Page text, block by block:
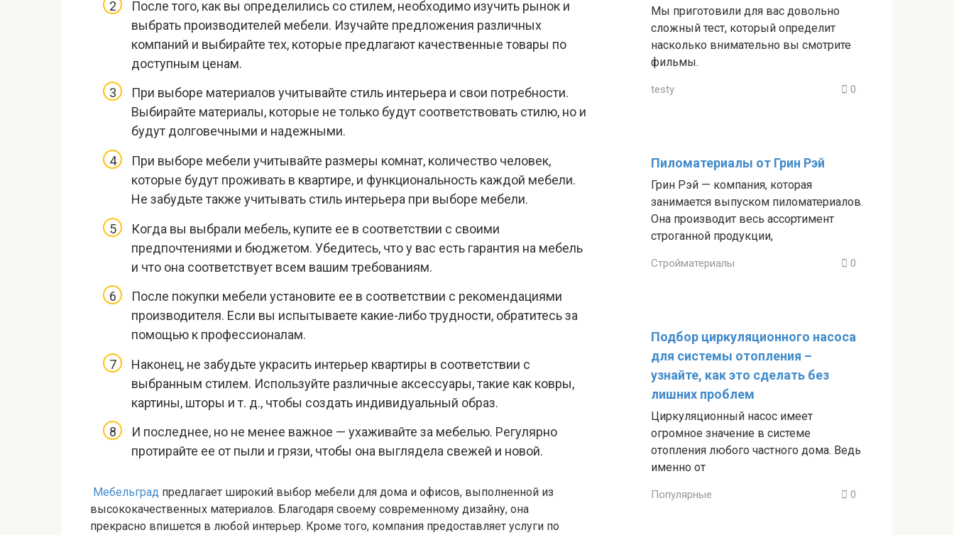
После того, как вы определились со стилем, необходимо изучить рынок и
выбрать производителей мебели. Изучайте предложения различных
компаний и выбирайте тех, которые предлагают качественные товары по
доступным ценам.
При выборе материалов учитывайте стиль интерьера и свои потребности.
Выбирайте материалы, которые не только будут соответствовать стилю, но и
будут долговечными и надежными.
При выборе мебели учитывайте размеры комнат, количество человек,
которые будут проживать в квартире, и функциональность каждой мебели.
Не забудьте также учитывать стиль интерьера при выборе мебели.
Когда вы выбрали мебель, купите ее в соответствии с своими
предпочтениями и бюджетом. Убедитесь, что у вас есть гарантия на мебель
и что она соответствует всем вашим требованиям.
После покупки мебели установите ее в соответствии с рекомендациями
производителя. Если вы испытываете какие-либо трудности, обратитесь за
помощью к профессионалам.
Наконец, не забудьте украсить интерьер квартиры в соответствии с
выбранным стилем. Используйте различные аксессуары, такие как ковры,
картины, шторы и т. д., чтобы создать индивидуальный образ.
И последнее, но не менее важное — ухаживайте за мебелью. Регулярно
протирайте ее от пыли и грязи, чтобы она выглядела свежей и новой.
Мебельград предлагает широкий выбор мебели для дома и офисов, выполненной из
высококачественных материалов. Благодаря своему современному дизайну, она
прекрасно впишется в любой интерьер. Кроме того, компания предоставляет услуги по
Мы приготовили для вас довольно
сложный тест, который определит
насколько внимательно вы смотрите
фильмы.
testy 0
Пиломатериалы от Грин Рэй
Грин Рэй — компания, которая
занимается выпуском пиломатериалов.
Она производит весь ассортимент
строганной продукции,
Стройматериалы 0
Подбор циркуляционного насоса
для системы отопления –
узнайте, как это сделать без
лишних проблем
Циркуляционный насос имеет
огромное значение в системе
отопления любого частного дома. Ведь
именно от
Популярные 0